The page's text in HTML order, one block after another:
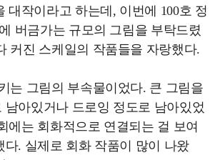
대작이라고 하는데, 이번에 100호 정
버금가는 규모의 그림을 부탁드렸
커진 스케일의 작품들을 자랑했다.
는 그림의 부속물이었다. 큰 그림을
남아있거나 드로잉 정도로 남아있었
에는 회화적으로 연결되는 걸 보여
다. 실제로 회화 작품이 많이 나왔